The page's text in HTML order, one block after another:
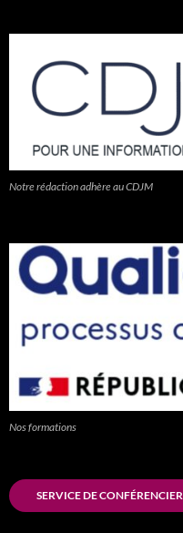
Notre rédaction adhère au CDJM
Nos formations
SERVICE DE CONFÉRENCIER